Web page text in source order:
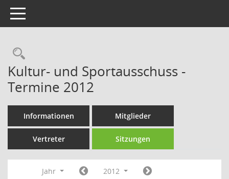
Toggle navigation
Rechercheauswahl
Kultur- und Sportausschuss -
Termine 2012
Informationen Mitglieder
Vertreter Sitzungen
Jahr
2012